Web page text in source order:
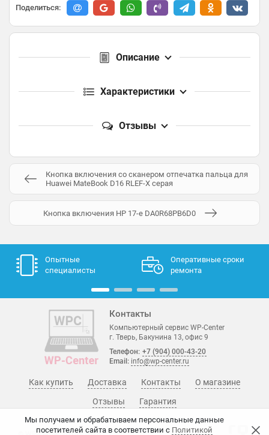
Поделиться:
Описание
Характеристики
Отзывы
Кнопка включения со сканером отпечатка пальца для
Huawei MateBook D16 RLEF-X серая
Кнопка включения HP 17-e DA0R68PB6D0
Мы получаем и обрабатываем персональные данные
посетителей сайта в соответствии с Политикой
Опытные
специалисты
Оперативные сроки
ремонта
Контакты
Компьютерный сервис WP-Center
г. Тверь, Бакунина 13, офис 9
Телефон: +7 (904) 000-43-20
Email: info@wp-center.ru
О магазине
Гарантия
Отзывы
Как купить Доставка Контакты